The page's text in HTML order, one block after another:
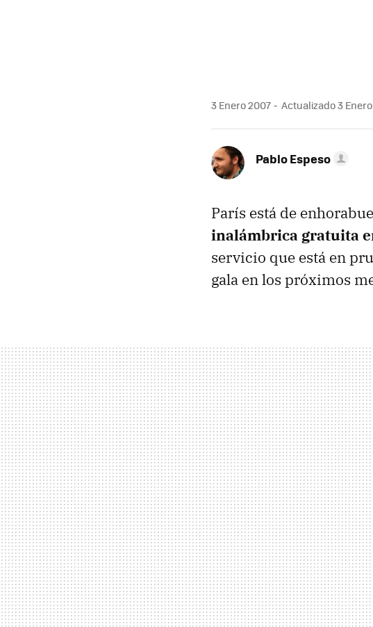
3 Enero 2007 Actualizado 3 Enero
Pablo Espeso
París está de
inalámbrica gratuita
servicio que está en
gala en los próximos